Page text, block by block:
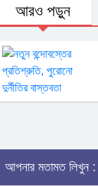
আরও পড়ুন
আপনার মতামত লিখুন :